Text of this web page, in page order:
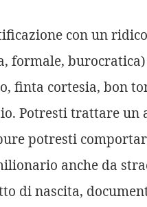
con un
formale,
finta cortesia, bon
Potresti trattare un
potresti
anche da
di nascita,